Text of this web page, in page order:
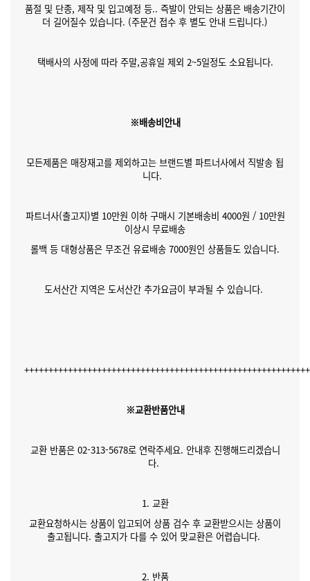
품절 및 단종, 제작 및 입고예정 등.. 즉발이 안되는 상품은 배송기간이
더 길어질수 있습니다. (주문건 접수 후 별도 안내 드립니다.)
택배사의 사정에 따라 주말,공휴일 제외 2~5일정도 소요됩니다.
※배송비안내
모든제품은 매장재고를 제외하고는 브랜드별 파트너사에서 직발송 됩
니다.
파트너사(출고지)별 10만원 이하 구매시 기본배송비 4000원 / 10만원
이상시 무료배송
롤백 등 대형상품은 무조건 유료배송 7000원인 상품들도 있습니다.
도서산간 지역은 도서산간 추가요금이 부과될 수 있습니다.
※교환반품안내
교환 반품은 02-313-5678로 연락주세요. 안내후 진행해드리겠습니
다.
1. 교환
교환요청하시는 상품이 입고되어 상품 검수 후 교환받으시는 상품이
출고됩니다. 출고지가 다를 수 있어 맞교환은 어렵습니다.
2. 반품